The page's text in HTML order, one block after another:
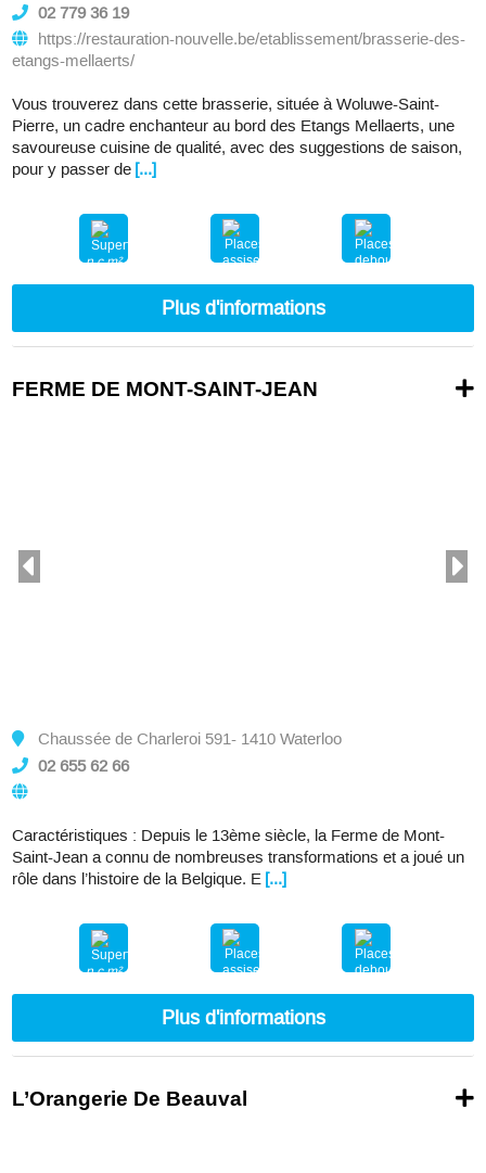
02 779 36 19
https://restauration-nouvelle.be/etablissement/brasserie-des-
etangs-mellaerts/
Vous trouverez dans cette brasserie, située à Woluwe-Saint-
Pierre, un cadre enchanteur au bord des Etangs Mellaerts, une
savoureuse cuisine de qualité, avec des suggestions de saison,
pour y passer de [...]
n.c.m²
Plus d'informations
FERME DE MONT-SAINT-JEAN
Chaussée de Charleroi 591- 1410 Waterloo
02 655 62 66
Caractéristiques : Depuis le 13ème siècle, la Ferme de Mont-
Saint-Jean a connu de nombreuses transformations et a joué un
rôle dans l’histoire de la Belgique. E [...]
n.c.m²
Plus d'informations
L’Orangerie De Beauval